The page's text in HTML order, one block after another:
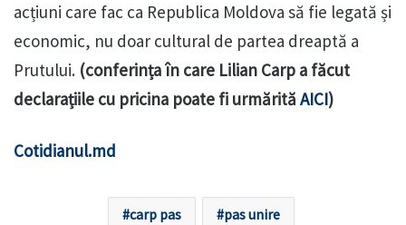
acțiuni care fac ca Republica Moldova să fie legată și
economic, nu doar cultural de partea dreaptă a
Prutului. (conferința în care Lilian Carp a făcut
declarațiile cu pricina poate fi urmărită AICI)
Cotidianul.md
carp pas pas unire